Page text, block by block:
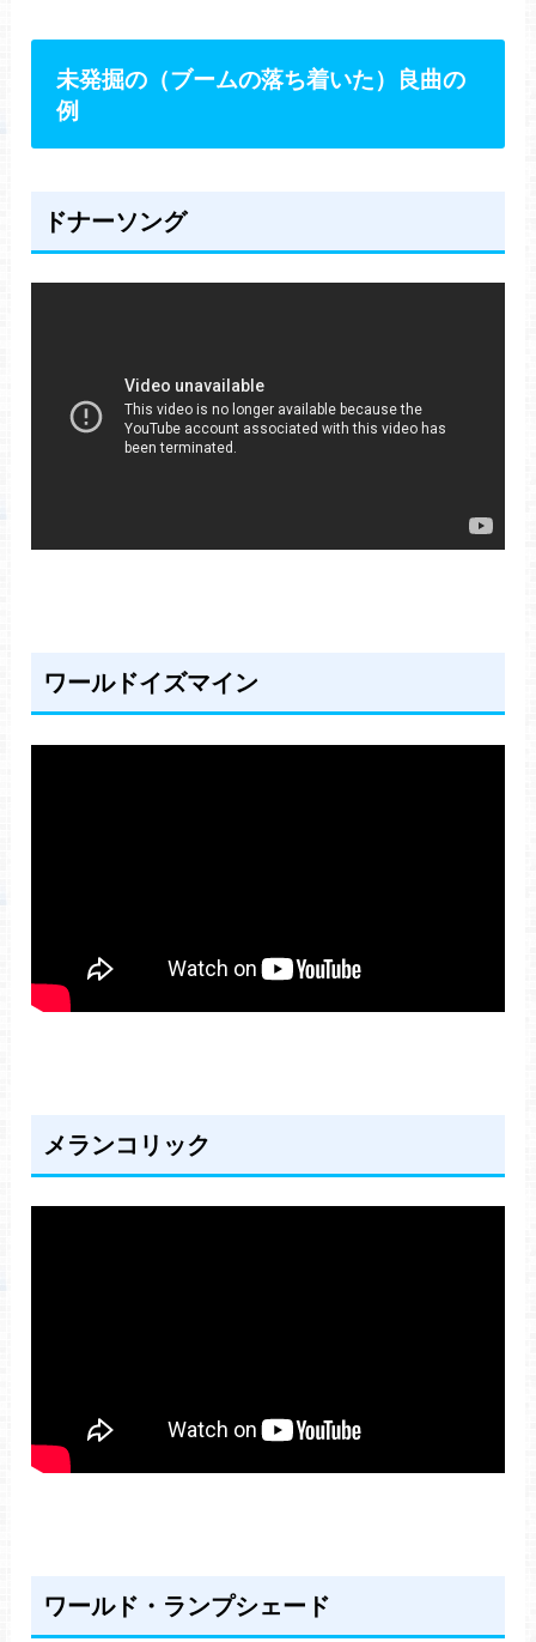
未発掘の（ブームの落ち着いた）良曲の
例
ドナーソング
ワールドイズマイン
メランコリック
ワールド・ランプシェード